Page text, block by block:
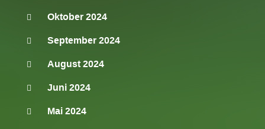
Oktober 2024
September 2024
August 2024
Juni 2024
Mai 2024